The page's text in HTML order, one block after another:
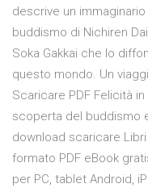
descrive un
buddismo di Nichiren
Soka Gakkai che lo
questo mondo. Un
Scaricare PDF Felicità
scoperta del buddismo
download scaricare
formato PDF eBook
per PC, tablet Android,